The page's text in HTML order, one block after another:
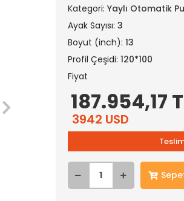
Kategori: Yaylı Otomatik
Ayak Sayısı: 3
Boyut (inch): 13
Profil Çeşidi: 120*100
Fiyat
187.954,17
3942 USD